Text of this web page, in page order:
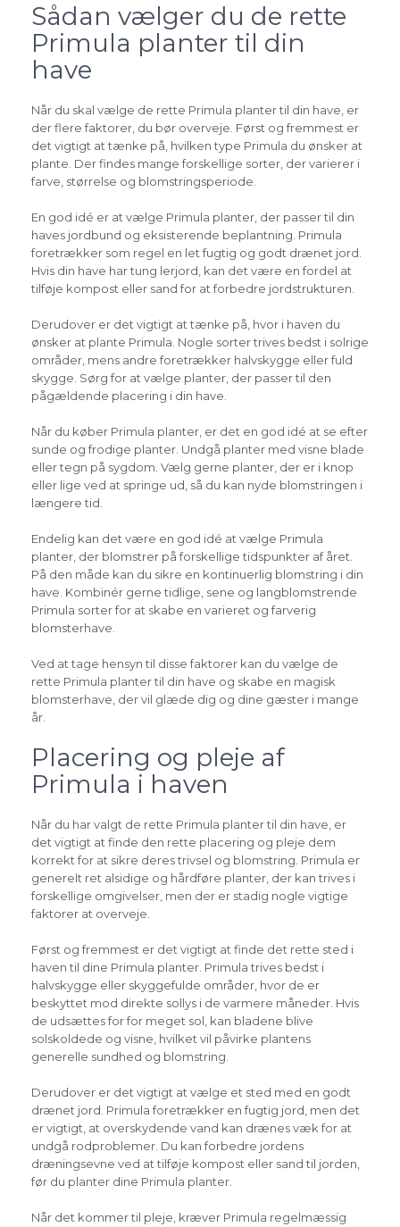
Sådan vælger du de rette
Primula planter til din
have
Når du skal vælge de rette Primula planter til din have, er
der flere faktorer, du bør overveje. Først og fremmest er
det vigtigt at tænke på, hvilken type Primula du ønsker at
plante. Der findes mange forskellige sorter, der varierer i
farve, størrelse og blomstringsperiode.
En god idé er at vælge Primula planter, der passer til din
haves jordbund og eksisterende beplantning. Primula
foretrækker som regel en let fugtig og godt drænet jord.
Hvis din have har tung lerjord, kan det være en fordel at
tilføje kompost eller sand for at forbedre jordstrukturen.
Derudover er det vigtigt at tænke på, hvor i haven du
ønsker at plante Primula. Nogle sorter trives bedst i solrige
områder, mens andre foretrækker halvskygge eller fuld
skygge. Sørg for at vælge planter, der passer til den
pågældende placering i din have.
Når du køber Primula planter, er det en god idé at se efter
sunde og frodige planter. Undgå planter med visne blade
eller tegn på sygdom. Vælg gerne planter, der er i knop
eller lige ved at springe ud, så du kan nyde blomstringen i
længere tid.
Endelig kan det være en god idé at vælge Primula
planter, der blomstrer på forskellige tidspunkter af året.
På den måde kan du sikre en kontinuerlig blomstring i din
have. Kombinér gerne tidlige, sene og langblomstrende
Primula sorter for at skabe en varieret og farverig
blomsterhave.
Ved at tage hensyn til disse faktorer kan du vælge de
rette Primula planter til din have og skabe en magisk
blomsterhave, der vil glæde dig og dine gæster i mange
år.
Placering og pleje af
Primula i haven
Når du har valgt de rette Primula planter til din have, er
det vigtigt at finde den rette placering og pleje dem
korrekt for at sikre deres trivsel og blomstring. Primula er
generelt ret alsidige og hårdføre planter, der kan trives i
forskellige omgivelser, men der er stadig nogle vigtige
faktorer at overveje.
Først og fremmest er det vigtigt at finde det rette sted i
haven til dine Primula planter. Primula trives bedst i
halvskygge eller skyggefulde områder, hvor de er
beskyttet mod direkte sollys i de varmere måneder. Hvis
de udsættes for for meget sol, kan bladene blive
solskoldede og visne, hvilket vil påvirke plantens
generelle sundhed og blomstring.
Derudover er det vigtigt at vælge et sted med en godt
drænet jord. Primula foretrækker en fugtig jord, men det
er vigtigt, at overskydende vand kan drænes væk for at
undgå rodproblemer. Du kan forbedre jordens
dræningsevne ved at tilføje kompost eller sand til jorden,
før du planter dine Primula planter.
Når det kommer til pleje, kræver Primula regelmæssig